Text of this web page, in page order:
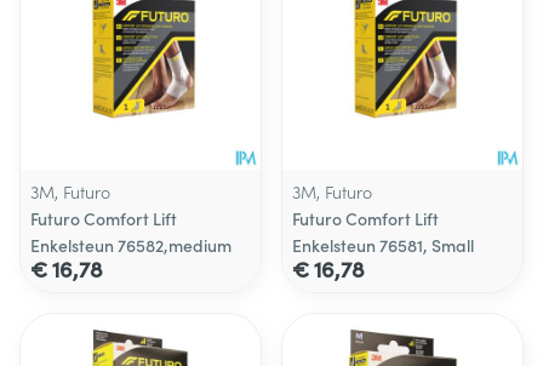
3M, Futuro
Futuro Comfort Lift
Enkelsteun 76582,medium
€ 16,78
3M, Futuro
Futuro Comfort Lift
Enkelsteun 76581, Small
€ 16,78